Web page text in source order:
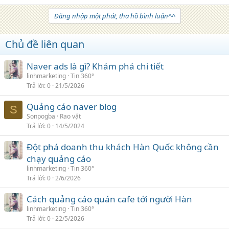
Đăng nhập một phát, tha hồ bình luận^^
Chủ đề liên quan
Naver ads là gì? Khám phá chi tiết
linhmarketing Tin 360°
Trả lời 0 21/5/2026
S Quảng cáo naver blog
Sonpogba
Rao vặt
Trả lời 0 14/5/2024
Đột phá doanh thu khách Hàn Quốc không cần
chạy quảng cáo
linhmarketing Tin 360°
Trả lời 0 2/6/2026
Cách quảng cáo quán cafe tới người Hàn
linhmarketing Tin 360°
Trả lời 0 22/5/2026